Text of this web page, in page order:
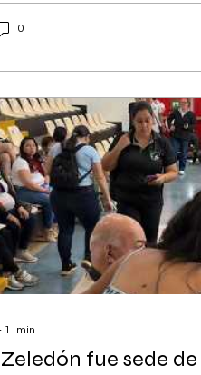
problemática. Según
0
∙ 1 min
fue sede